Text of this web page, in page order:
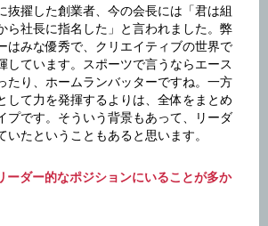
抜擢した創業者、今の会長には「君は組
ら社長に指名した」と言われました。弊
はみな優秀で、クリエイティブの世界で
しています。スポーツで言うならエース
たり、ホームランバッターですね。一方
して力を発揮するよりは、全体をまとめ
プです。そういう背景もあって、リーダ
いたということもあると思います。
ーダー的なポジションにいることが多か